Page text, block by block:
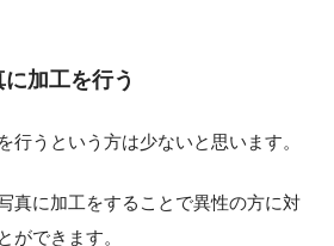
加工を行う
行うという方は少ないと思います。
真に加工をすることで異性の方に対
ができます。